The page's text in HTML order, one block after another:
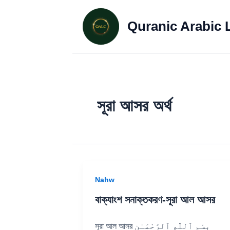
Quranic Arabic
সূরা আসর অর্থ
Nahw
বাক্যাংশ সনাক্তকরণ-সূরা আল আসর
সূরা আল আসর بِسْمِ ٱللَّهِ ٱلرَّحْمَـٰنِ